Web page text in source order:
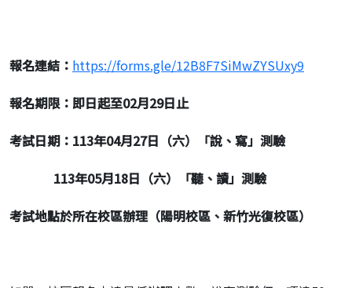
報名連結： https://forms.gle/12B8F7SiMwZYSUxy9
報名期限：即日起至02月29日止
考試日期：113年04月27日（六）「說、寫」測驗
113年05月18日（六）「聽、讀」測驗
考試地點於所在校區辦理（陽明校區、新竹光復校區）